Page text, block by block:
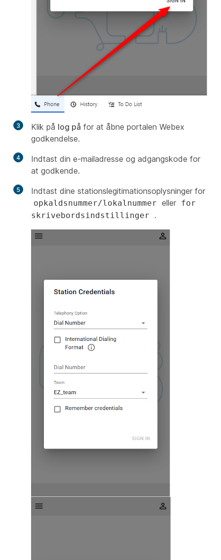
3 Klik på log på for at åbne portalen Webex
godkendelse.
4
Indtast din e-mailadresse og adgangskode for
at godkende.
5 Indtast dine stationslegitimationsoplysninger for
opkaldsnummer/lokalnummer eller for
skrivebordsindstillinger
.